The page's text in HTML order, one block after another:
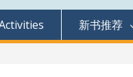
新书推荐